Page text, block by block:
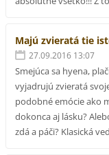
Majú zvieratá tie
27.09.2016 13:07
Smejúca sa hyena,
vyjadrujú zvieratá
podobné emócie ako
dokonca aj lásku?
zdá a páči? Klasická